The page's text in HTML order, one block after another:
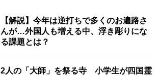
【解説】今年は逆打ちで多くのお遍路さ
んが…外国人も増える中、浮き彫りにな
る課題とは？
2人の「大師」を祭る寺 小学生が四国霊